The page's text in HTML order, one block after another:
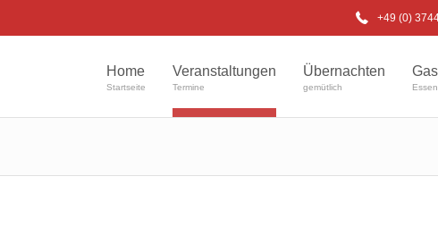
+49 (0)
Home
Startseite
Veranstaltungen
Termine
Übernachten
gemütlich